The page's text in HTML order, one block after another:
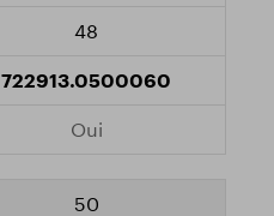
48
722913.0500060
Oui
50